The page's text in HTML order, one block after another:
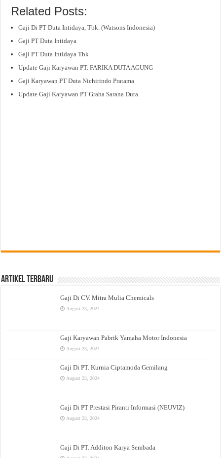
Related Posts:
Gaji Di PT Duta Intidaya, Tbk. (Watsons Indonesia)
Gaji PT Duta Intidaya
Gaji PT Duta Intidaya Tbk
Update Gaji Karyawan PT. FARIKA DUTA AGUNG
Gaji Karyawan PT Duta Nichirindo Pratama
Update Gaji Karyawan PT Graha Sarana Duta
Artikel Terbaru
Gaji Di CV. Mitra Mulia Chemicals
August 23, 2024
Gaji Karyawan Pabrik Yamaha Motor Indonesia
August 23, 2024
Gaji Di PT. Kurnia Ciptamoda Gemilang
August 23, 2024
Gaji Di PT Prestasi Piranti Informasi (NEUVIZ)
August 23, 2024
Gaji Di PT. Additon Karya Sembada